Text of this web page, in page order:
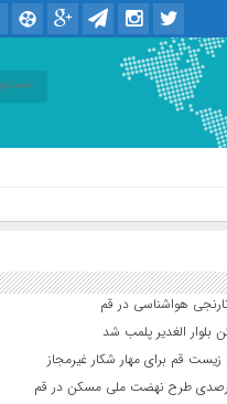
هواشناسی در قم
بلوار الغدیر پلمب شد
قم برای مهار شکار غیرمجاز